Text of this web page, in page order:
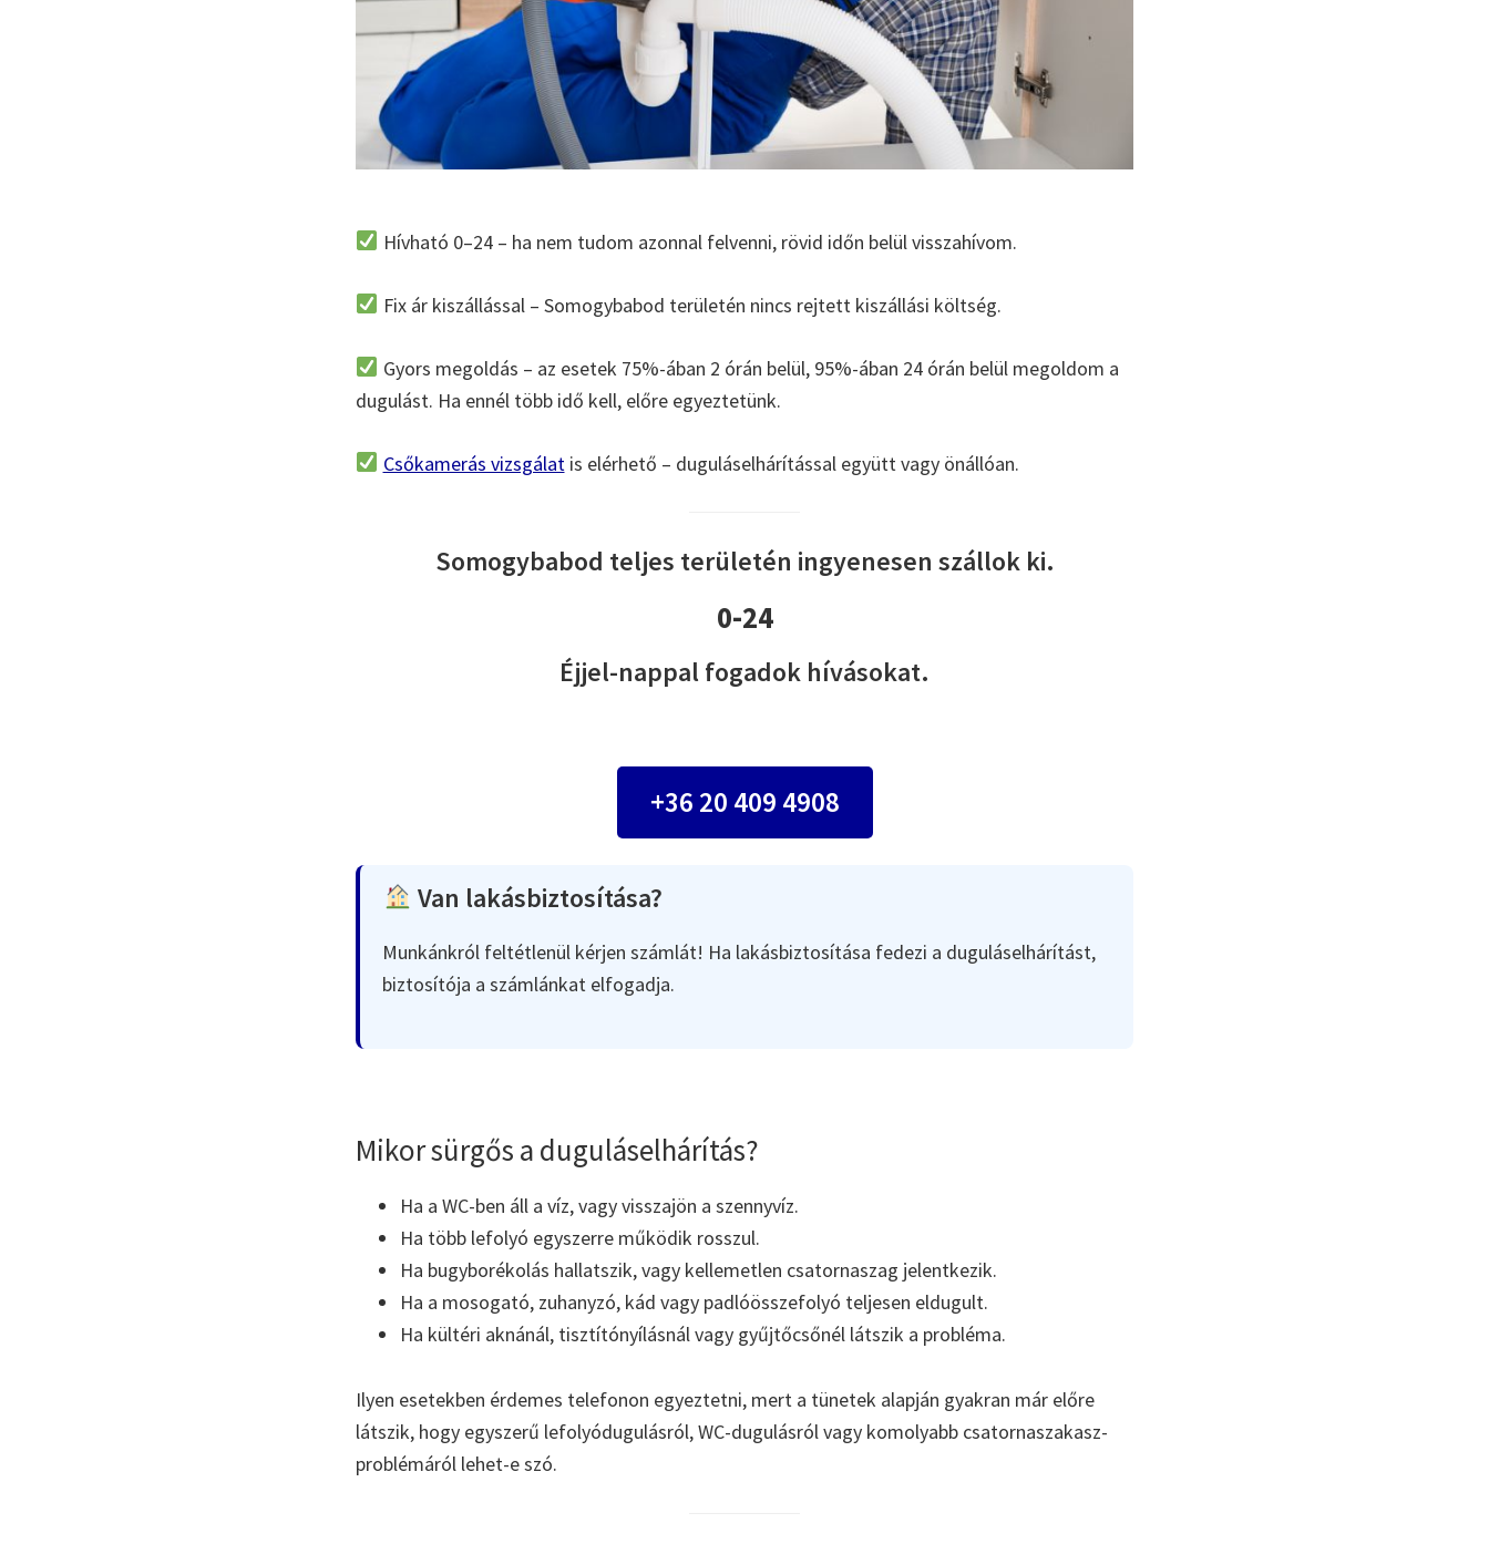
Hívható 0–24 – ha nem tudom azonnal felvenni, rövid időn belül visszahívom.
Fix ár kiszállással – Somogybabod területén nincs rejtett kiszállási költség.
Gyors megoldás – az esetek 75%-ában 2 órán belül, 95%-ában 24 órán belül megoldom a
dugulást. Ha ennél több idő kell, előre egyeztetünk.
Csőkamerás vizsgálat is elérhető – duguláselhárítással együtt vagy önállóan.
Somogybabod teljes területén ingyenesen szállok ki.
0-24
Éjjel-nappal fogadok hívásokat.
+36 20 409 4908
Van lakásbiztosítása?
Munkánkról feltétlenül kérjen számlát! Ha lakásbiztosítása fedezi a duguláselhárítást,
biztosítója a számlánkat elfogadja.
Mikor sürgős a duguláselhárítás?
Ha a WC-ben áll a víz, vagy visszajön a szennyvíz.
Ha több lefolyó egyszerre működik rosszul.
Ha bugyborékolás hallatszik, vagy kellemetlen csatornaszag jelentkezik.
Ha a mosogató, zuhanyzó, kád vagy padlóösszefolyó teljesen eldugult.
Ha kültéri aknánál, tisztítónyílásnál vagy gyűjtőcsőnél látszik a probléma.
Ilyen esetekben érdemes telefonon egyeztetni, mert a tünetek alapján gyakran már előre
látszik, hogy egyszerű lefolyódugulásról, WC-dugulásról vagy komolyabb csatornaszakasz-
problémáról lehet-e szó.